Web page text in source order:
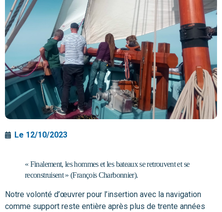
Le 12/10/2023
« Finalement, les hommes et les bateaux se retrouvent et se
reconstruisent » (François Charbonnier).
Notre volonté d’œuvrer pour l’insertion avec la navigation
comme support reste entière après plus de trente années